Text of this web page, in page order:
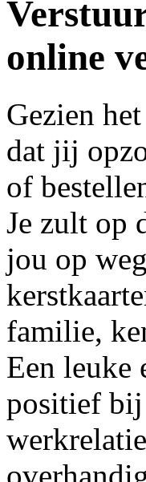
online
Gezien
dat jij
of
Je zult op
jou op
familie,
Een leuke
positief bij